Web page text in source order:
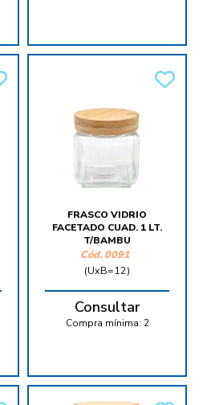
FRASCO VIDRIO
FACETADO CUAD. 1 LT.
T/BAMBU
Cód. 0091
(UxB=12)
Consultar
Compra mínima: 2